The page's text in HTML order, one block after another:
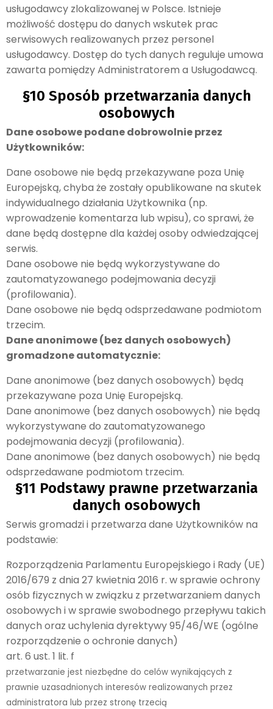
usługodawcy zlokalizowanej w Polsce. Istnieje
możliwość dostępu do danych wskutek prac
serwisowych realizowanych przez personel
usługodawcy. Dostęp do tych danych reguluje umowa
zawarta pomiędzy Administratorem a Usługodawcą.
§10 Sposób przetwarzania danych
osobowych
Dane osobowe podane dobrowolnie przez
Użytkowników:
Dane osobowe nie będą przekazywane poza Unię
Europejską, chyba że zostały opublikowane na skutek
indywidualnego działania Użytkownika (np.
wprowadzenie komentarza lub wpisu), co sprawi, że
dane będą dostępne dla każdej osoby odwiedzającej
serwis.
Dane osobowe nie będą wykorzystywane do
zautomatyzowanego podejmowania decyzji
(profilowania).
Dane osobowe nie będą odsprzedawane podmiotom
trzecim.
Dane anonimowe (bez danych osobowych)
gromadzone automatycznie:
Dane anonimowe (bez danych osobowych) będą
przekazywane poza Unię Europejską.
Dane anonimowe (bez danych osobowych) nie będą
wykorzystywane do zautomatyzowanego
podejmowania decyzji (profilowania).
Dane anonimowe (bez danych osobowych) nie będą
odsprzedawane podmiotom trzecim.
§11 Podstawy prawne przetwarzania
danych osobowych
Serwis gromadzi i przetwarza dane Użytkowników na
podstawie:
Rozporządzenia Parlamentu Europejskiego i Rady (UE)
2016/679 z dnia 27 kwietnia 2016 r. w sprawie ochrony
osób fizycznych w związku z przetwarzaniem danych
osobowych i w sprawie swobodnego przepływu takich
danych oraz uchylenia dyrektywy 95/46/WE (ogólne
rozporządzenie o ochronie danych)
art. 6 ust. 1 lit. f
przetwarzanie jest niezbędne do celów wynikających z
prawnie uzasadnionych interesów realizowanych przez
administratora lub przez stronę trzecią